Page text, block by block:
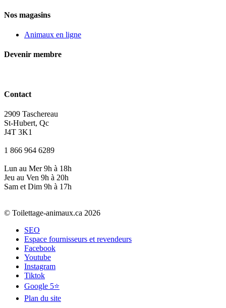
Nos magasins
Animaux en ligne
Devenir membre
Contact
2909 Taschereau
St-Hubert, Qc
J4T 3K1
1 866 964 6289
Lun au Mer 9h à 18h
Jeu au Ven 9h à 20h
Sam et Dim 9h à 17h
© Toilettage-animaux.ca 2026
SEO
Espace fournisseurs et revendeurs
Facebook
Youtube
Instagram
Tiktok
Google 5⭐
Plan du site